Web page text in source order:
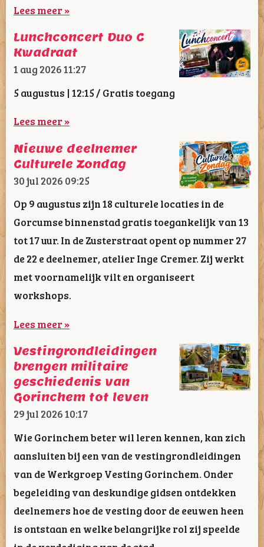
Lees meer »
Lunchconcert Duo C
Kwadraat
1 aug 202611:27
5 augustus | 12:15 / Gratis toegang
Lees meer »
Nieuwe deelnemer
Culturele Zondag
30 jul 2026 09:25
Op 9 augustus zijn 18 culturele locaties in de
Gorcumse binnenstad gratis toegankelijk van 13
tot 17 uur. In de Zusterstraat opent op nummer 27
de 22 e deelnemer, atelier Inge Cremer. Zij werkt
met voornamelijk vilt en organiseert
workshops.
Lees meer »
Vestingrondleidingen
brengen militaire
geschiedenis van
Gorinchem tot leven
29 jul 202610:17
Wie Gorinchem beter wil leren kennen, kan zich
aansluiten bij een van de vestingrondleidingen
van de Werkgroep Vesting Gorinchem. Onder
begeleiding van deskundige gidsen ontdekken
deelnemers hoe de vesting door de eeuwen heen
is ontstaan en welke belangrijke rol zij speelde